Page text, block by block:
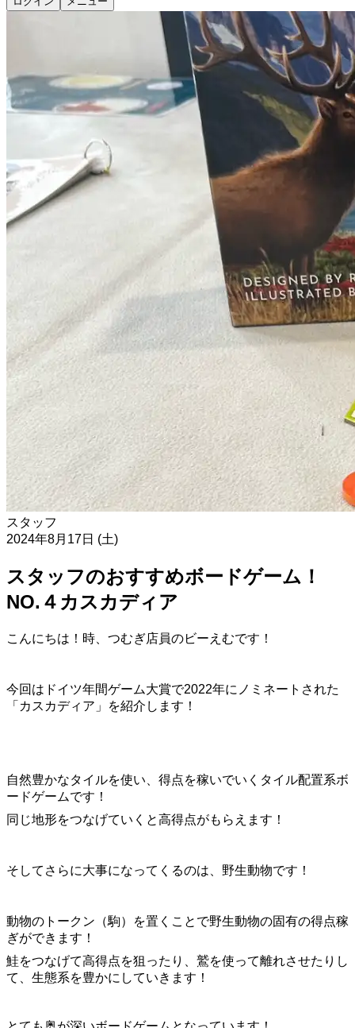
スタッフ
2024年8月17日 (土)
スタッフのおすすめボードゲーム！
NO.４カスカディア
こんにちは！時、つむぎ店員のビーえむです！
今回はドイツ年間ゲーム大賞で2022年にノミネートされた
「カスカディア」を紹介します！
自然豊かなタイルを使い、得点を稼いでいくタイル配置系ボ
ードゲームです！
同じ地形をつなげていくと高得点がもらえます！
そしてさらに大事になってくるのは、野生動物です！
動物のトークン（駒）を置くことで野生動物の固有の得点稼
ぎができます！
鮭をつなげて高得点を狙ったり、鷲を使って離れさせたりし
て、生態系を豊かにしていきます！